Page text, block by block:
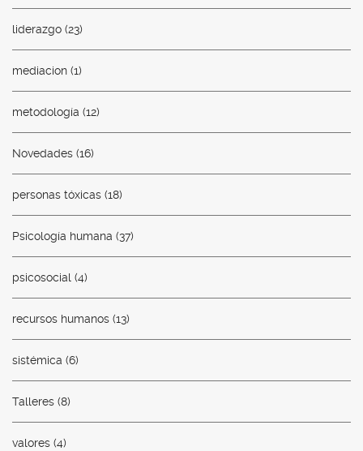
liderazgo (23)
mediacion (1)
metodología (12)
Novedades (16)
personas tóxicas (18)
Psicología humana (37)
psicosocial (4)
recursos humanos (13)
sistémica (6)
Talleres (8)
valores (4)